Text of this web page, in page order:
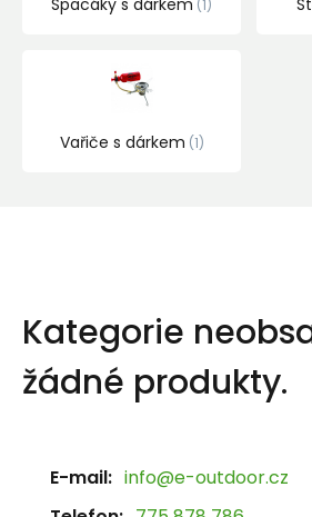
Spacáky s dárkem 1
Vařiče s dárkem 1
Kategorie
žádné produkty.
E-mail: info@e-outdoor.cz